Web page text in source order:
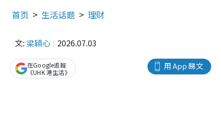
首页 生活话题 理财
文: 梁穎心 2026.07.03
用 App 睇文
在Google追蹤
《UHK 港生活》